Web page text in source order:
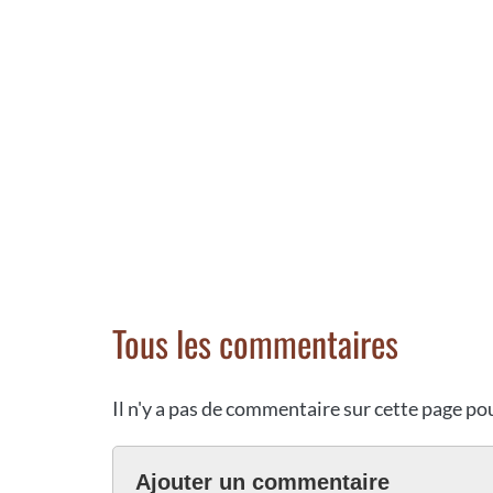
Tous les commentaires
Il n'y a pas de commentaire sur cette page
Ajouter un commentaire